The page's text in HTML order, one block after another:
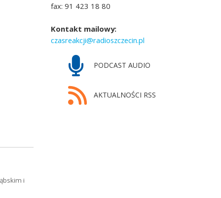
fax: 91 423 18 80
Kontakt mailowy:
czasreakcji@radioszczecin.pl
PODCAST AUDIO
AKTUALNOŚCI RSS
i